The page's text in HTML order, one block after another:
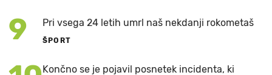
9 Pri vsega 24 letih umrl naš nekdanji rokometaš
ŠPORT
Končno se je pojavil posnetek incidenta, ki